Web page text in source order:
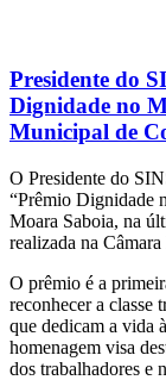
Presidente do
Dignidade no
Municipal de
O Presidente do
“Prêmio Dignidade
Moara Saboia, na
realizada na
O prêmio é a
reconhecer a classe
que dedicam a vida
homenagem visa
dos trabalhadores e